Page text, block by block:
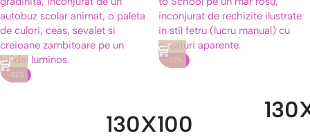
-32%
130X100
-32%